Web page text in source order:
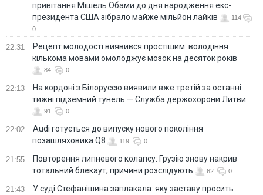
привітання Мішель Обами до дня народження екс-
президента США зібрало майже мільйон лайків
114
0
22:31
Рецепт молодості виявився простішим: володіння
кількома мовами омолоджує мозок на десяток років
84 0
22:13
На кордоні з Білоруссю виявили вже третій за останні
тижні підземний тунель — Служба держохорони Литви
91 0
22:02
Audi готується до випуску нового покоління
позашляховика Q8
119 0
21:55
Повторення липневого колапсу: Грузію знову накрив
тотальний блекаут, причини розслідують
62 0
21:43 У суді Стефанішина заплакала: яку заставу просить